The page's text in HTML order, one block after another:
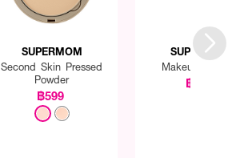
SUPERMOM
Second Skin Pressed
Powder
฿599
SUPERMOM
Makeup Spatula
฿169